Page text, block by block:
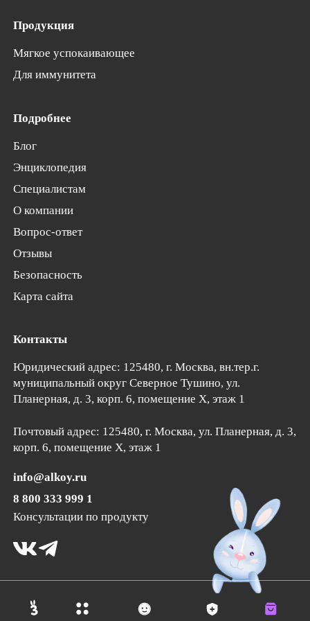
Продукция
Мягкое успокаивающее
Для иммунитета
Подробнее
Блог
Энциклопедия
Специалистам
О компании
Вопрос-ответ
Отзывы
Безопасность
Карта сайта
Контакты
Юридический адрес: 125480, г. Москва, вн.тер.г.
муниципальный округ Северное Тушино,ул.
Планерная, д. 3, корп. 6, помещение Х, этаж 1
Почтовый адрес: 125480, г.Москва, ул. Планерная, д. 3,
корп. 6, помещение Х, этаж 1
info@alkoy.ru
8 800 333 999 1
Консультации по продукту
Сайт разработан в